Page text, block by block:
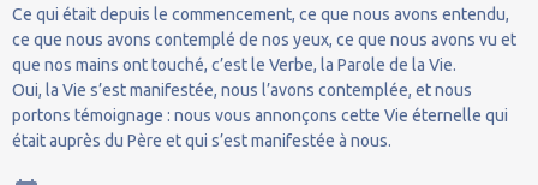
Ce qui était depuis le commencement, ce que nous avons entendu,
ce que nous avons contemplé de nos yeux, ce que nous avons vu et
que nos mains ont touché, c’est le Verbe, la Parole de la Vie.
Oui, la Vie s’est manifestée, nous l’avons contemplée, et nous
portons témoignage : nous vous annonçons cette Vie éternelle qui
était auprès du Père et qui s’est manifestée à nous.